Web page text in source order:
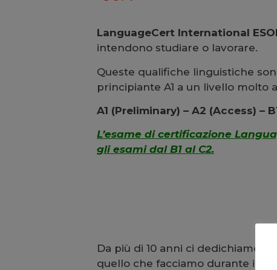
LanguageCert International
intendono studiare o lavorare.
Queste qualifiche linguistiche
principiante A1 a un livello molto
A1 (Preliminary) – A2 (Access) –
L’esame di certificazione
gli esami dal B1 al C2.
Da più di 10 anni ci dedichiamo
quello che facciamo durante i